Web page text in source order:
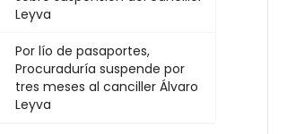
Leyva
Por lío de pasaportes,
Procuraduría suspende por
tres meses al canciller Álvaro
Leyva